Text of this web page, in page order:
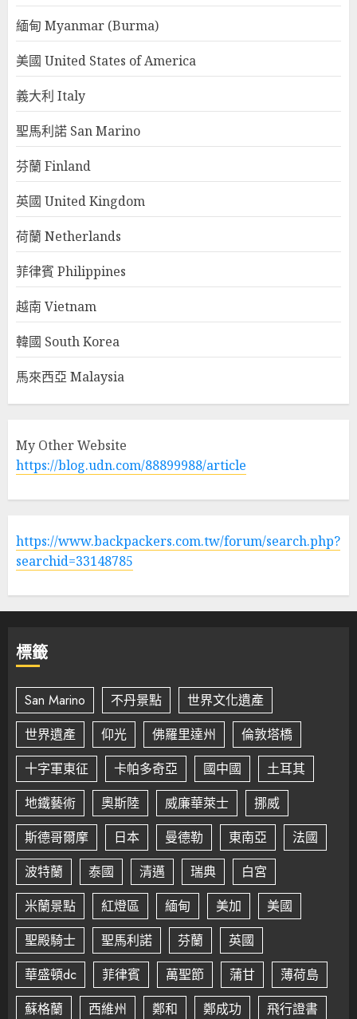
緬甸 Myanmar (Burma)
美國 United States of America
義大利 Italy
聖馬利諾 San Marino
芬蘭 Finland
英國 United Kingdom
荷蘭 Netherlands
菲律賓 Philippines
越南 Vietnam
韓國 South Korea
馬來西亞 Malaysia
My Other Website
https://blog.udn.com/88899988/article
https://www.backpackers.com.tw/forum/search.php?
searchid=33148785
標籤
San Marino 不丹景點
世界文化遺產
世界遺產
仰光 佛羅里達州
倫敦塔橋
十字軍東征
卡帕多奇亞 國中國
土耳其
地鐵藝術
奧斯陸 威廉華萊士
挪威
斯德哥爾摩
日本 曼德勒 東南亞
法國
波特蘭
泰國 清邁 瑞典
白宮
米蘭景點
紅燈區 緬甸 美加
美國
聖殿騎士
聖馬利諾 芬蘭
英國
華盛頓dc
菲律賓 萬聖節 蒲甘
薄荷島
蘇格蘭
西維州 鄭和 鄭成功 飛行證書